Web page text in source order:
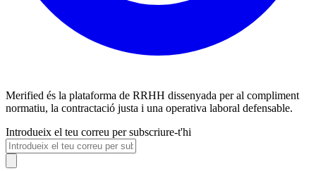
Merified és la plataforma de RRHH dissenyada per al compliment
normatiu, la contractació justa i una operativa laboral defensable.
Introdueix el teu correu per subscriure-t'hi